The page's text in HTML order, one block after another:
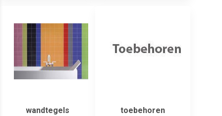
wandtegels toebehoren